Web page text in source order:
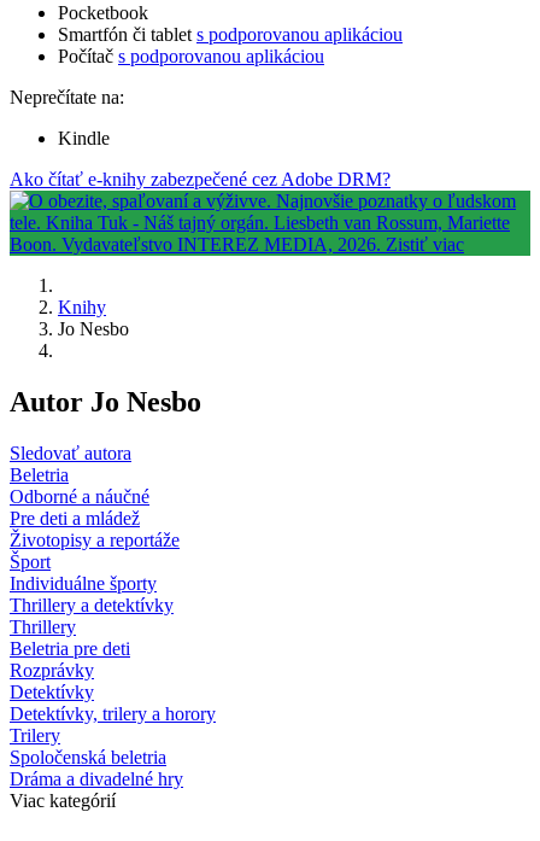
Pocketbook
Smartfón či tablet s podporovanou aplikáciou
Počítač s podporovanou aplikáciou
Neprečítate na:
Kindle
Ako čítať e-knihy zabezpečené cez Adobe DRM?
Knihy
Jo Nesbo
Autor Jo Nesbo
Sledovať autora
Beletria
Odborné a náučné
Pre deti a mládež
Životopisy a reportáže
Šport
Individuálne športy
Thrillery a detektívky
Thrillery
Beletria pre deti
Rozprávky
Detektívky
Detektívky, trilery a horory
Trilery
Spoločenská beletria
Dráma a divadelné hry
Viac kategórií